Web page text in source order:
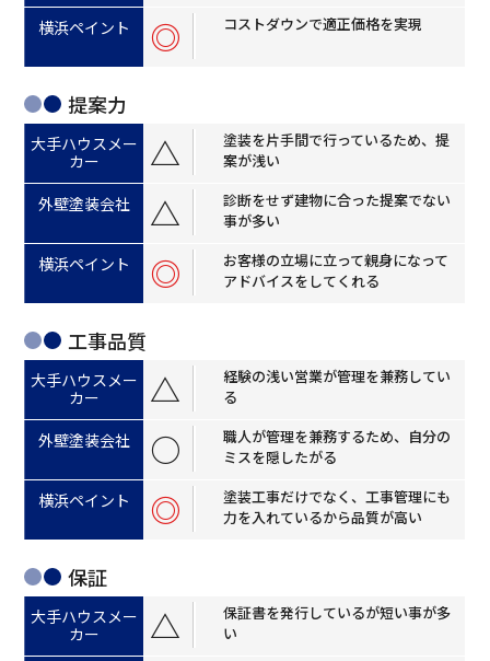
◎ コストダウンで適正価格を実現
提案力
△
塗装を片手間で行っているため、提
案が浅い
△
診断をせず建物に合った提案でない
事が多い
◎
お客様の立場に立って親身になって
アドバイスをしてくれる
工事品質
△
経験の浅い営業が管理を兼務してい
る
○
職人が管理を兼務するため、自分の
ミスを隠したがる
◎
塗装工事だけでなく、工事管理にも
力を入れているから品質が高い
保証
△
保証書を発行しているが短い事が多
い